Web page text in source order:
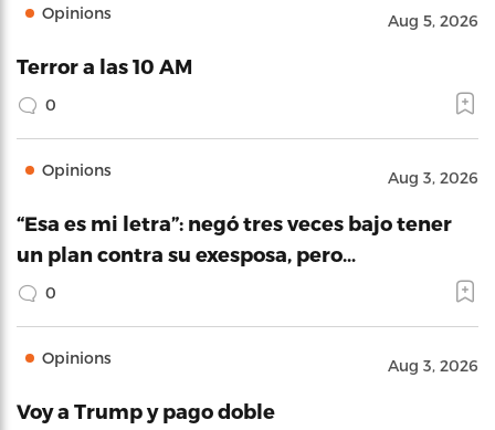
Opinions Aug 5, 2026
Terror a las 10 AM
0
Opinions Aug 3, 2026
“Esa es mi letra”: negó tres veces bajo tener
un plan contra su exesposa, pero…
0
Opinions Aug 3, 2026
Voy a Trump y pago doble